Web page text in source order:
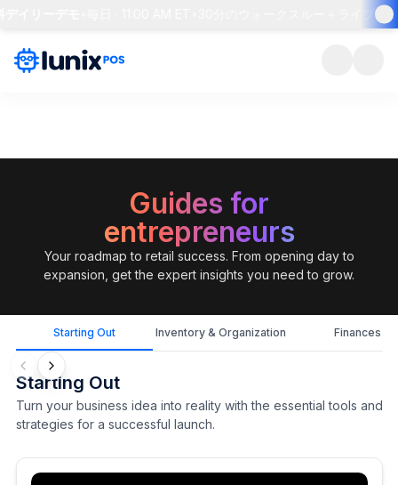
30分のウォークスルー＋ライブQ&A •
Guides for
entrepreneurs
Your roadmap to retail success. From opening day to
expansion, get the expert insights you need to grow.
Starting Out Inventory & Organization Finances
Starting Out
Turn your business idea into reality with the essential tools and
strategies for a successful launch.